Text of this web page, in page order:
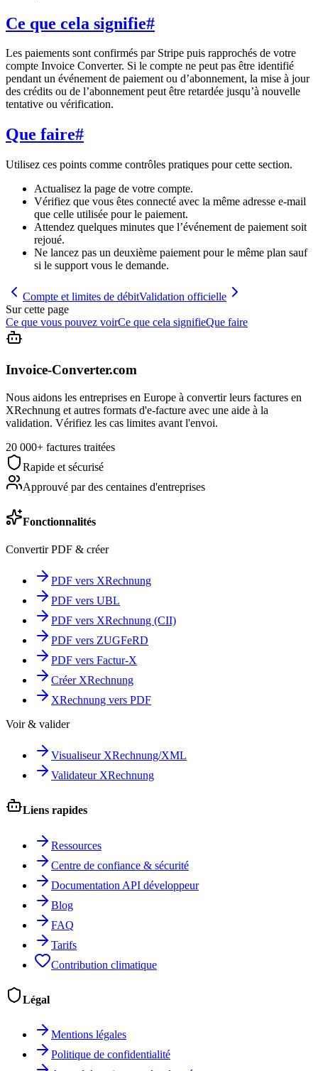
Ce que cela signifie#
Les paiements sont confirmés par Stripe puis rapprochés de votre
compte Invoice Converter. Si le compte ne peut pas être identifié
pendant un événement de paiement ou d’abonnement, la mise à jour
des crédits ou de l’abonnement peut être retardée jusqu’à nouvelle
tentative ou vérification.
Que faire#
Utilisez ces points comme contrôles pratiques pour cette section.
Actualisez la page de votre compte.
Vérifiez que vous êtes connecté avec la même adresse e-mail
que celle utilisée pour le paiement.
Attendez quelques minutes que l’événement de paiement soit
rejoué.
Ne lancez pas un deuxième paiement pour le même plan sauf
si le support vous le demande.
Compte et limites de débitValidation officielle
Sur cette page
Ce que vous pouvez voirCe que cela signifieQue faire
Invoice-Converter.com
Nous aidons les entreprises en Europe à convertir leurs factures en
XRechnung et autres formats d'e-facture avec une aide à la
validation. Vérifiez les cas limites avant l'envoi.
20 000+ factures traitées
Rapide et sécurisé
Approuvé par des centaines d'entreprises
Fonctionnalités
Convertir PDF & créer
PDF vers XRechnung
PDF vers UBL
PDF vers XRechnung (CII)
PDF vers ZUGFeRD
PDF vers Factur-X
Créer XRechnung
XRechnung vers PDF
Voir & valider
Visualiseur XRechnung/XML
Validateur XRechnung
Liens rapides
Ressources
Centre de confiance & sécurité
Documentation API développeur
Blog
FAQ
Tarifs
Contribution climatique
Légal
Mentions légales
Politique de confidentialité